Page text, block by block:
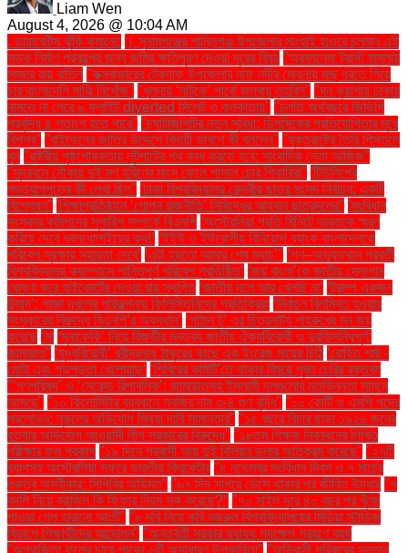
Liam Wen
August 4, 2026 @ 10:04 AM
. ডায়াবেটিস ঝুঁকি কমানো:
। সুনামগঞ্জের শান্তিগঞ্জ উপজেলার সাংহাই হাওরে চলমান এই
সড়ক নির্মাণ প্রকল্পের জন্য জমির ক্ষতিপূরণ দেওয়া দূরের বিষয় ''অরফানেজ ট্রাস্ট মামলায়
সাজার রায় বাতিল ''কক্সবাজারের টেকনাফ উপজেলার নাফ নদীর মোহনায় মাছ ধরতে গিয়ে
চার বাংলাদেশি মাঝি নিখোঁজ'' ''খুলনায় ‘নাটুকে’ পার্কে জলবায়ু তহবিল'' ''ঘন কুয়াশায় ঢাকায়
নামতে না পেরে ৬ ফ্লাইট diverted সিলেট ও কলকাতায়'' ''চলতি অর্থবছরে জিডিপি
প্রবৃদ্ধি ৪ শতাংশ হতে পারে'' ''চ্যাটজিপিটির নতুন সুবিধা: ডিপসিকের প্রতিযোগিতার মুখে
বিপ্লব'' ''বাইডেনের জাতির উদ্দেশে বিদায়ী ভাষণে কী বললেন'' ''যুক্তরাষ্ট্রে তৈরি পিস্তলে
খুন ''রাষ্ট্রীয় পৃষ্ঠপোষকতায় লুটপাটের পথ বন্ধ করতে হবে: সাংবাদিক নেতা আজিজ"
''সুন্দরবনে নৌকায় দুই মণ হরিণের মাংস ফেলে পালাল চোর শিকারিরা'' 'টিউলিপের
পদত্যাগপত্রে কী লেখা ছিল'' 'ঢাকা বিশ্ববিদ্যালয় কেন্দ্রীয় ছাত্র সংসদ নির্বাচন: একটি
বিশ্লেষণ'' 'শিক্ষাপ্রতিষ্ঠানে ‘গোপন রাজনীতি’ নিষিদ্ধের আহ্বান ছাত্রদলের'' 'সংবিধান
সংস্কার কমিশনের সুপারিশ সম্পর্কে বিএনপি ‘অস্ট্রেলিয়া প্রতি মিনিটে ভারতকে স্মরণ
করিয়ে দেবে ধবলধোলাইয়ের কথা’ ‘ইইউ ও ইউরোপীয় বিনিয়োগ ব্যাংক বাংলাদেশকে
পরিবেশ সুরক্ষায় সহায়তা দেবে’ ‘এটা হয়তো আমার শেষ ম্যাচ’" ‘গণ–অভ্যুত্থান পরবর্তী
বিশ্ববিদ্যালয় ক্যাম্পাসে শান্তিপূর্ণ পরিবেশ প্রতিষ্ঠিত’ ‘জয় বাংলা’কে জাতীয় স্লোগান
ঘোষণা করে হাইকোর্টের দেওয়া রায় স্থগিত ‘জাতীয় দলে আর খেলছি না’ ‘ট্রাম্প একজন
উন্মাদ’: গাজা দখলের পরিকল্পনায় ফিলিস্তিনিদের প্রতিক্রিয়া ‘নির্বাচন বিলম্বিত হওয়ার
সংস্কারের বিরুদ্ধে বিএনপি’র অবস্থান’ ‘পাঠান টু’ এর চিত্রনাট্য শাহরুখের মন জয়
করেছে ‘মা ‘মুনাফেকি’ নিয়ে রিজভীর মন্তব্য জাতীয় ঐক্যবিরোধী ও দুরভিসন্ধিপূর্ণ:
জামায়াত" ‘যুদ্ধবিরোধী’ রবীন্দ্রনাথ ঠাকুরের কাছে এক ইংরেজ মায়ের চিঠি ‘রোহিত শর্মা -
মোটা এবং গড়পড়তা খেলোয়াড়’ ‘শিবিরের কমিটি’তে থাকার বিষয়ে পূজা চেরির বক্তব্য
"‘গণপরিষদ’ ও ‘সেকেন্ড রিপাবলিক’: জামায়াতসহ ইসলামী দলগুলোর মতভিন্নতা সামনে
আসছে" "১০ কিলোমিটার ব্যবধানে সবজির দাম ৩-৪ গুণ বৃদ্ধি" "১০ কোটি ও এমপি পদের
প্রলোভন: নুরুলের অভিযোগ মিথ্যা দাবি সামান্তার" "১৫ বছরে বিচার ছাড়া ১৯২৬ জনের
হত্যার অভিযোগ আওয়ামী লীগ সরকারের বিরুদ্ধে" "১৮তম শিক্ষক নিবন্ধনের লিখিত
পরীক্ষার ফল প্রকাশ "১৯ দিনে প্রবাসী আয় দুই বিলিয়ন ডলার অতিক্রম করেছে" "২৭টি
ব্যাগসহ অস্ট্রেলিয়া সফরে ভারতীয় ক্রিকেটার "৪ নভেম্বর সংবিধান দিবস ও ৭ মার্চের
গুরুত্ব অস্বীকার: সিপিবির অভিমত" "৬৭ দিন সাগরে ভেসে থাকার পর জীবিত উদ্ধার "৭
বদলি নিয়ে ব্রাজিল কি ফিফার নিয়ম ভঙ্গ করেছে?" "৭০ মাইল দূরে ৪০ বছর পর খুঁজে
পাওয়া গেল হারানো আংটি" "৮ দবি নিয়ে কবি নজরুল বিশ্ববিদ্যালয়ের মিডিয়া স্টাডিজ
বিভাগে শিক্ষার্থীদের আন্দোলন" "অন্তর্বর্তী সরকার যথাযথ পদক্ষেপ গ্রহণে ব্যর্থ